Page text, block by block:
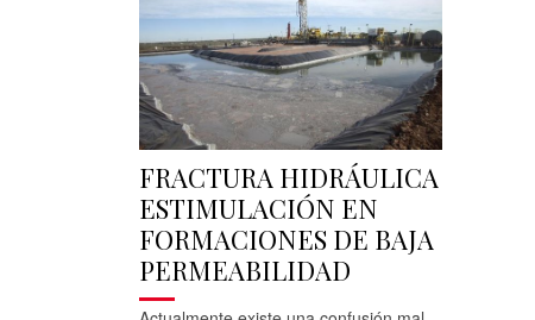
FRACTURA HIDRÁULICA
ESTIMULACIÓN EN
FORMACIONES DE BAJA
PERMEABILIDAD